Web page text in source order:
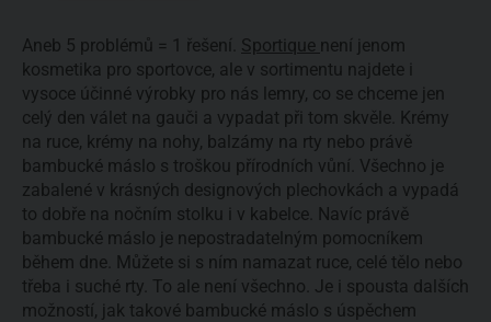
Aneb 5 problémů = 1 řešení. Sportique není jenom
kosmetika pro sportovce, ale v sortimentu najdete i
vysoce účinné výrobky pro nás lemry, co se chceme jen
celý den válet na gauči a vypadat při tom skvěle. Krémy
na ruce, krémy na nohy, balzámy na rty nebo právě
bambucké máslo s troškou přírodních vůní. Všechno je
zabalené v krásných designových plechovkách a vypadá
to dobře na nočním stolku i v kabelce. Navíc právě
bambucké máslo je nepostradatelným pomocníkem
během dne. Můžete si s ním namazat ruce, celé tělo nebo
třeba i suché rty. To ale není všechno. Je i spousta dalších
možností, jak takové bambucké máslo s úspěchem